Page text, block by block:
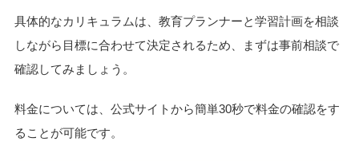
具体的なカリキュラムは、教育プランナーと学習計画を相談
しながら目標に合わせて決定されるため、まずは事前相談で
確認してみましょう。
料金については、公式サイトから簡単30秒で料金の確認をす
ることが可能です。